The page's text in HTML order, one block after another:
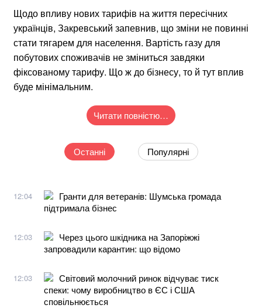
Щодо впливу нових тарифів на життя пересічних
українців, Закревський запевнив, що зміни не повинні
стати тягарем для населення. Вартість газу для
побутових споживачів не зміниться завдяки
фіксованому тарифу. Що ж до бізнесу, то й тут вплив
буде мінімальним.
Читати повністю…
Останні Популярні
12:04
Гранти для ветеранів: Шумська громада
підтримала бізнес
12:03
Через цього шкідника на Запоріжжі
запровадили карантин: що відомо
12:03
Світовий молочний ринок відчуває тиск
спеки: чому виробництво в ЄС і США
сповільнюється